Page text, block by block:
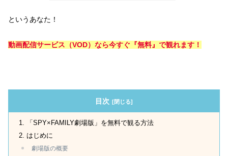
というあなた！
動画配信サービス（VOD）なら今すぐ『無料』で観れます！
目次
「SPY×FAMILY劇場版」を無料で観る方法
はじめに
劇場版の概要